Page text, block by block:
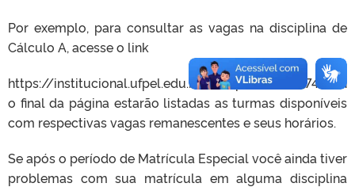
Por exemplo, para consultar as vagas na disciplina de
Cálculo A, acesse o link
https://institucional.ufpel.edu.br/disciplinas/id/27434, n
o final da página estarão listadas as turmas disponíveis
com respectivas vagas remanescentes e seus horários.
Se após o período de Matrícula Especial você ainda tiver
problemas com sua matrícula em alguma disciplina